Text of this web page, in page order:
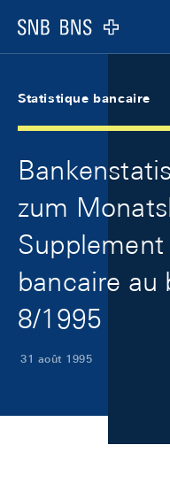
Logo
Statistique bancaire
zum
bancaire au
8/1995
31 août 1995